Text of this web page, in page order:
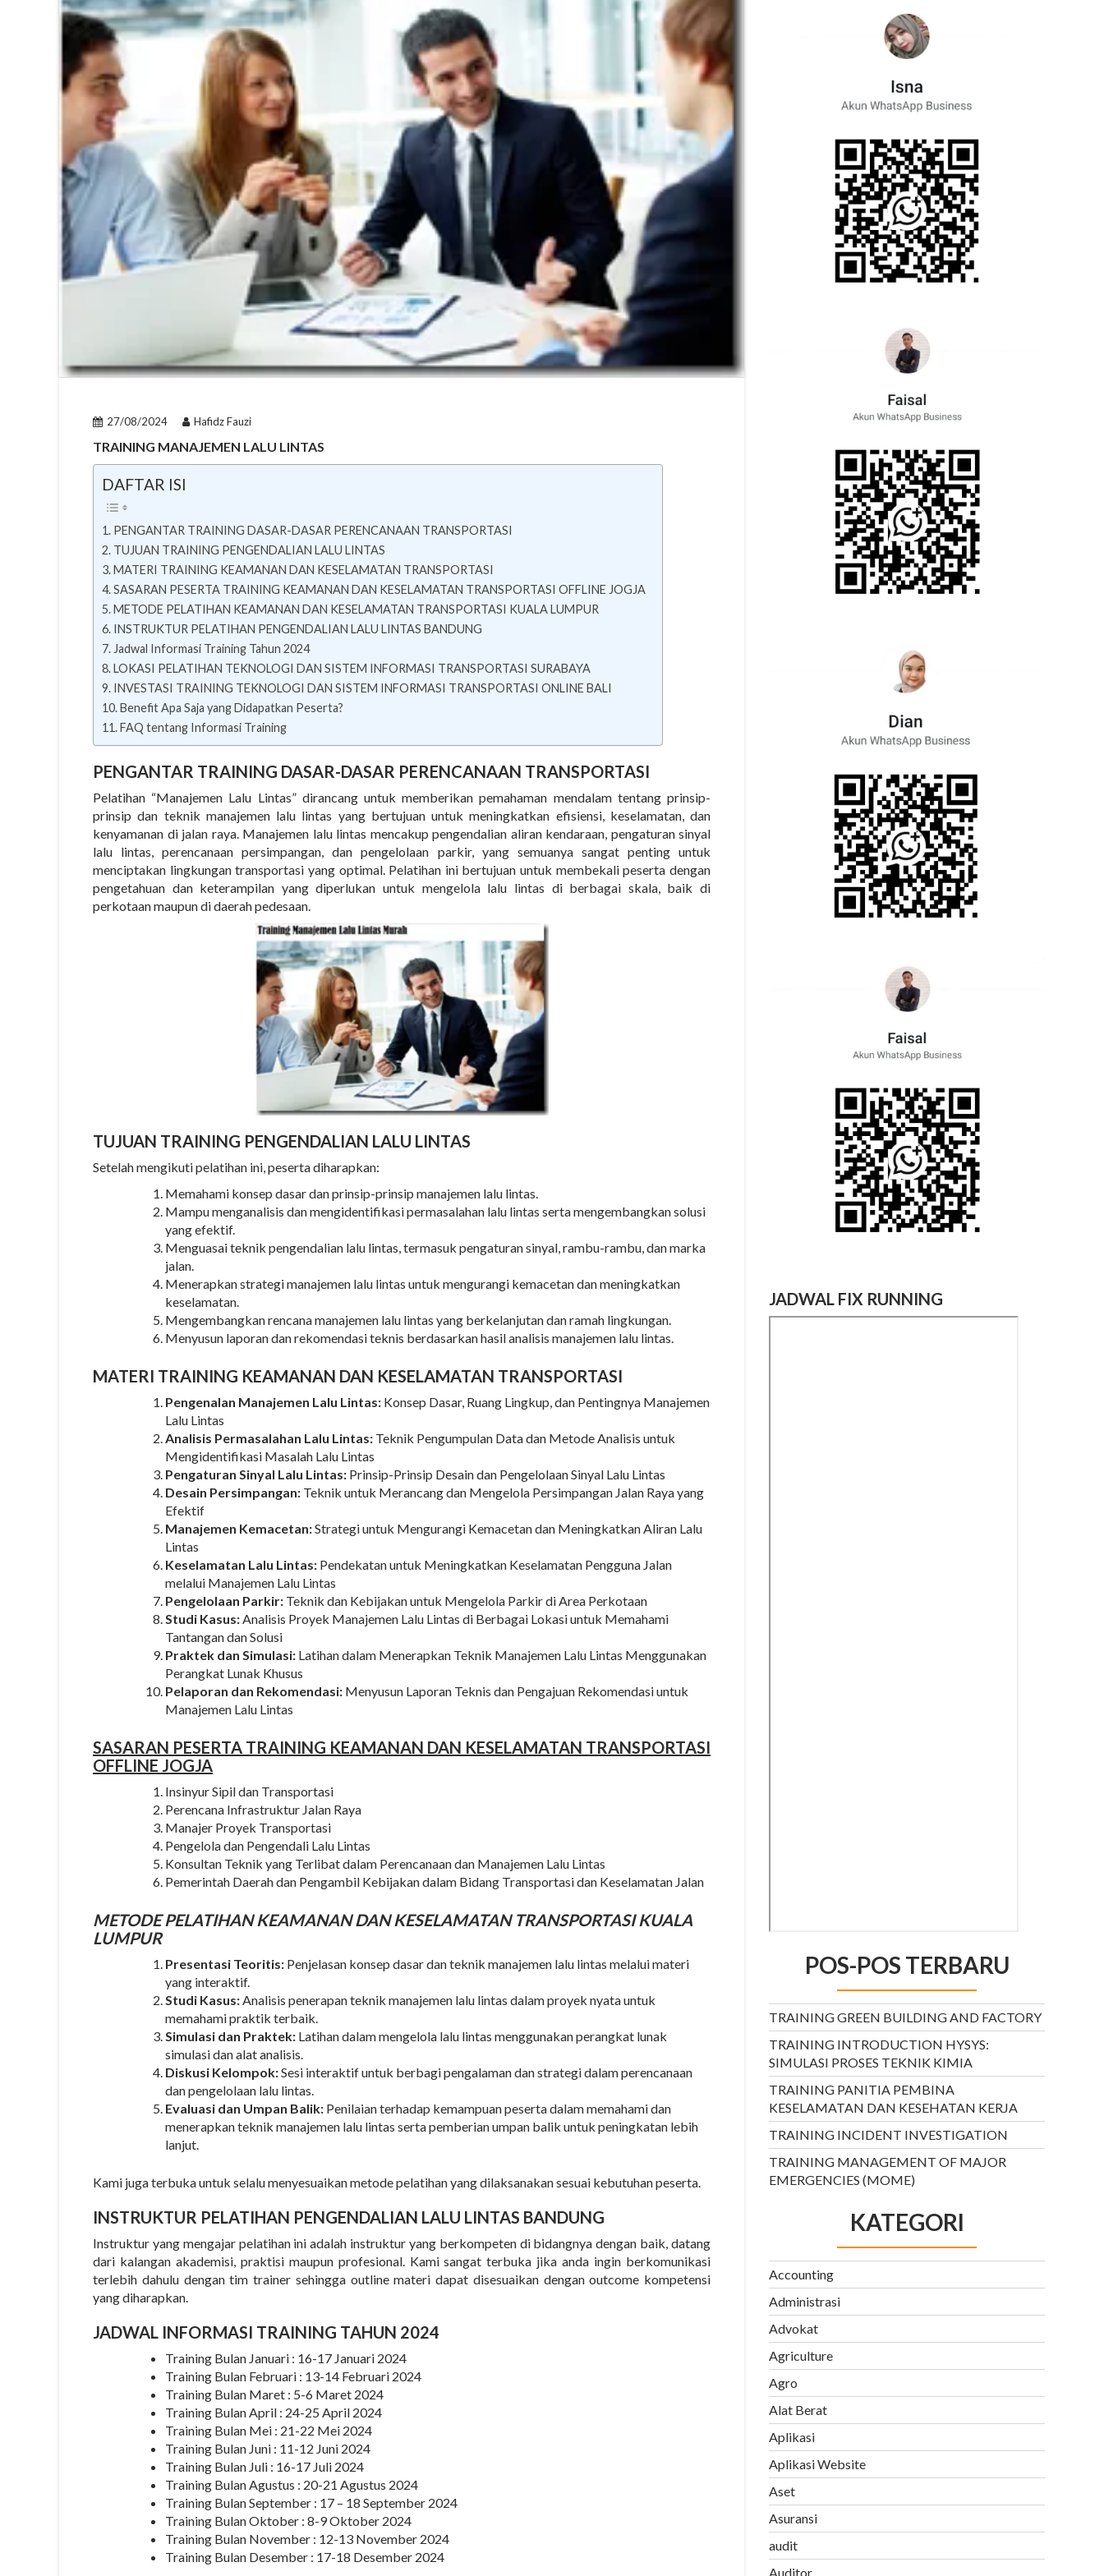
27/08/2024 Hafidz Fauzi
TRAINING MANAJEMEN LALU LINTAS
DAFTAR ISI
PENGANTAR TRAINING DASAR-DASAR PERENCANAAN TRANSPORTASI
TUJUAN TRAINING PENGENDALIAN LALU LINTAS
MATERI TRAINING KEAMANAN DAN KESELAMATAN TRANSPORTASI
SASARAN PESERTA TRAINING KEAMANAN DAN KESELAMATAN TRANSPORTASI OFFLINE JOGJA
METODE PELATIHAN KEAMANAN DAN KESELAMATAN TRANSPORTASI KUALA LUMPUR
INSTRUKTUR PELATIHAN PENGENDALIAN LALU LINTAS BANDUNG
Jadwal Informasi Training Tahun 2024
LOKASI PELATIHAN TEKNOLOGI DAN SISTEM INFORMASI TRANSPORTASI SURABAYA
INVESTASI TRAINING TEKNOLOGI DAN SISTEM INFORMASI TRANSPORTASI ONLINE BALI
Benefit Apa Saja yang Didapatkan Peserta?
FAQ tentang Informasi Training
PENGANTAR TRAINING DASAR-DASAR PERENCANAAN TRANSPORTASI
Pelatihan “Manajemen Lalu Lintas” dirancang untuk memberikan pemahaman mendalam tentang prinsip-
prinsip dan teknik manajemen lalu lintas yang bertujuan untuk meningkatkan efisiensi, keselamatan, dan
kenyamanan di jalan raya. Manajemen lalu lintas mencakup pengendalian aliran kendaraan, pengaturan sinyal
lalu lintas, perencanaan persimpangan, dan pengelolaan parkir, yang semuanya sangat penting untuk
menciptakan lingkungan transportasi yang optimal. Pelatihan ini bertujuan untuk membekali peserta dengan
pengetahuan dan keterampilan yang diperlukan untuk mengelola lalu lintas di berbagai skala, baik di
perkotaan maupun di daerah pedesaan.
TUJUAN TRAINING PENGENDALIAN LALU LINTAS
Setelah mengikuti pelatihan ini, peserta diharapkan:
Memahami konsep dasar dan prinsip-prinsip manajemen lalu lintas.
Mampu menganalisis dan mengidentifikasi permasalahan lalu lintas serta mengembangkan solusi
yang efektif.
Menguasai teknik pengendalian lalu lintas, termasuk pengaturan sinyal, rambu-rambu, dan marka
jalan.
Menerapkan strategi manajemen lalu lintas untuk mengurangi kemacetan dan meningkatkan
keselamatan.
Mengembangkan rencana manajemen lalu lintas yang berkelanjutan dan ramah lingkungan.
Menyusun laporan dan rekomendasi teknis berdasarkan hasil analisis manajemen lalu lintas.
MATERI TRAINING KEAMANAN DAN KESELAMATAN TRANSPORTASI
Pengenalan Manajemen Lalu Lintas: Konsep Dasar, Ruang Lingkup, dan Pentingnya Manajemen
Lalu Lintas
Analisis Permasalahan Lalu Lintas: Teknik Pengumpulan Data dan Metode Analisis untuk
Mengidentifikasi Masalah Lalu Lintas
Pengaturan Sinyal Lalu Lintas: Prinsip-Prinsip Desain dan Pengelolaan Sinyal Lalu Lintas
Desain Persimpangan: Teknik untuk Merancang dan Mengelola Persimpangan Jalan Raya yang
Efektif
Manajemen Kemacetan:Strategi untuk Mengurangi Kemacetan dan Meningkatkan Aliran Lalu
Lintas
Keselamatan Lalu Lintas: Pendekatan untuk Meningkatkan Keselamatan Pengguna Jalan
melalui Manajemen Lalu Lintas
Pengelolaan Parkir: Teknik dan Kebijakan untuk Mengelola Parkir di Area Perkotaan
Studi Kasus:Analisis Proyek Manajemen Lalu Lintas di Berbagai Lokasi untuk Memahami
Tantangan dan Solusi
Praktek dan Simulasi: Latihan dalam Menerapkan Teknik Manajemen Lalu Lintas Menggunakan
Perangkat Lunak Khusus
Pelaporan dan Rekomendasi: Menyusun Laporan Teknis dan Pengajuan Rekomendasi untuk
Manajemen Lalu Lintas
SASARAN PESERTA TRAINING KEAMANAN DAN KESELAMATAN TRANSPORTASI
OFFLINE JOGJA
Insinyur Sipil dan Transportasi
Perencana Infrastruktur Jalan Raya
Manajer Proyek Transportasi
Pengelola dan Pengendali Lalu Lintas
Konsultan Teknik yang Terlibat dalam Perencanaan dan Manajemen Lalu Lintas
Pemerintah Daerah dan Pengambil Kebijakan dalam Bidang Transportasi dan Keselamatan Jalan
METODE PELATIHAN KEAMANAN DAN KESELAMATAN TRANSPORTASI KUALA
LUMPUR
Presentasi Teoritis: Penjelasan konsep dasar dan teknik manajemen lalu lintas melalui materi
yang interaktif.
Studi Kasus:Analisis penerapan teknik manajemen lalu lintas dalam proyek nyata untuk
memahami praktik terbaik.
Simulasi dan Praktek: Latihan dalam mengelola lalu lintas menggunakan perangkat lunak
simulasi dan alat analisis.
Diskusi Kelompok:Sesi interaktif untuk berbagi pengalaman dan strategi dalam perencanaan
dan pengelolaan lalu lintas.
Evaluasi dan Umpan Balik: Penilaian terhadap kemampuan peserta dalam memahami dan
menerapkan teknik manajemen lalu lintas serta pemberian umpan balik untuk peningkatan lebih
lanjut.
Kami juga terbuka untuk selalu menyesuaikan metode pelatihan yang dilaksanakan sesuai kebutuhan peserta.
INSTRUKTUR PELATIHAN PENGENDALIAN LALU LINTAS BANDUNG
Instruktur yang mengajar pelatihan ini adalah instruktur yang berkompeten di bidangnya dengan baik, datang
dari kalangan akademisi, praktisi maupun profesional. Kami sangat terbuka jika anda ingin berkomunikasi
terlebih dahulu dengan tim trainer sehingga outline materi dapat disesuaikan dengan outcome kompetensi
yang diharapkan.
JADWAL INFORMASI TRAINING TAHUN 2024
Training Bulan Januari : 16-17 Januari 2024
Training Bulan Februari : 13-14 Februari 2024
Training Bulan Maret : 5-6 Maret 2024
Training Bulan April : 24-25 April 2024
Training Bulan Mei : 21-22 Mei 2024
Training Bulan Juni : 11-12 Juni 2024
Training Bulan Juli : 16-17 Juli 2024
Training Bulan Agustus : 20-21 Agustus 2024
Training Bulan September : 17 – 18 September 2024
Training Bulan Oktober : 8-9 Oktober 2024
Training Bulan November : 12-13 November 2024
Training Bulan Desember : 17-18 Desember 2024
JADWAL FIX RUNNING
POS-POS TERBARU
TRAINING GREEN BUILDING AND FACTORY
TRAINING INTRODUCTION HYSYS:
SIMULASI PROSES TEKNIK KIMIA
TRAINING PANITIA PEMBINA
KESELAMATAN DAN KESEHATAN KERJA
TRAINING INCIDENT INVESTIGATION
TRAINING MANAGEMENT OF MAJOR
EMERGENCIES (MOME)
KATEGORI
Accounting
Administrasi
Advokat
Agriculture
Agro
Alat Berat
Aplikasi
Aplikasi Website
Aset
Asuransi
audit
Auditor